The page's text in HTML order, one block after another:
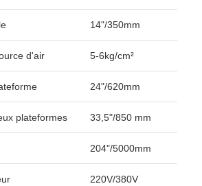
14"/350mm
d'air 5-6kg/cm²
24"/620mm
plateformes 33,5"/850 mm
204"/5000mm
220V/380V